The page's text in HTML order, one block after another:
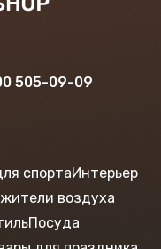
505-09-09
спортаИнтерьер
воздуха
Посуда